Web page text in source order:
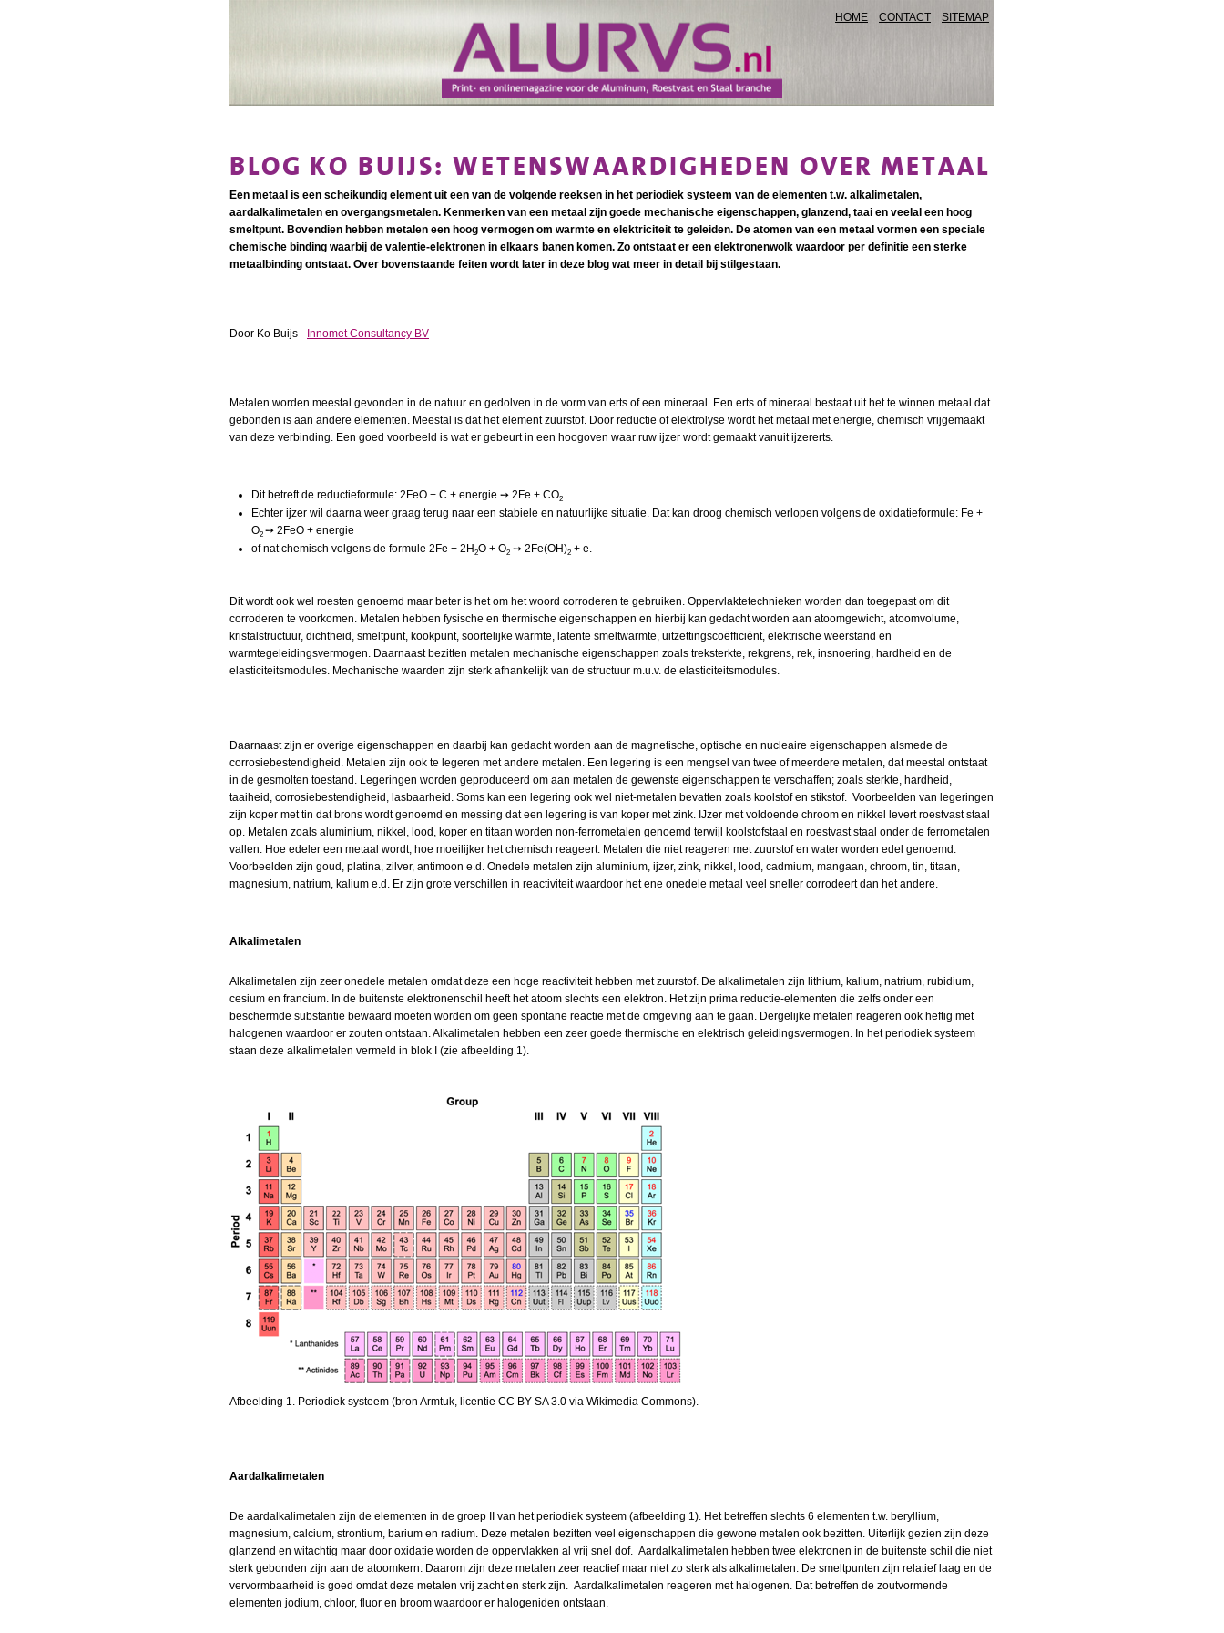
HOME CONTACT SITEMAP
BLOG KO BUIJS: WETENSWAARDIGHEDEN OVER METAAL
Een metaal is een scheikundig element uit een van de volgende reeksen in het periodiek systeem van de elementen t.w. alkalimetalen,
aardalkalimetalen en overgangsmetalen. Kenmerken van een metaal zijn goede mechanische eigenschappen, glanzend, taai en veelal een hoog
smeltpunt. Bovendien hebben metalen een hoog vermogen om warmte en elektriciteit te geleiden. De atomen van een metaal vormen een speciale
chemische binding waarbij de valentie-elektronen in elkaars banen komen. Zo ontstaat er een elektronenwolk waardoor per definitie een sterke
metaalbinding ontstaat. Over bovenstaande feiten wordt later in deze blog wat meer in detail bij stilgestaan.
Door Ko Buijs - Innomet Consultancy BV
Metalen worden meestal gevonden in de natuur en gedolven in de vorm van erts of een mineraal. Een erts of mineraal bestaat uit het te winnen metaal dat
gebonden is aan andere elementen. Meestal is dat het element zuurstof. Door reductie of elektrolyse wordt het metaal met energie, chemisch vrijgemaakt
van deze verbinding. Een goed voorbeeld is wat er gebeurt in een hoogoven waar ruw ijzer wordt gemaakt vanuit ijzererts.
Dit betreft de reductieformule: 2FeO + C + energie ➙ 2Fe + CO2
Echter ijzer wil daarna weer graag terug naar een stabiele en natuurlijke situatie. Dat kan droog chemisch verlopen volgens de oxidatieformule: Fe +
O2 ➙ 2FeO + energie
of nat chemisch volgens de formule 2Fe + 2H2O + O2 ➙ 2Fe(OH)2 + e.
Dit wordt ook wel roesten genoemd maar beter is het om het woord corroderen te gebruiken. Oppervlaktetechnieken worden dan toegepast om dit
corroderen te voorkomen. Metalen hebben fysische en thermische eigenschappen en hierbij kan gedacht worden aan atoomgewicht, atoomvolume,
kristalstructuur, dichtheid, smeltpunt, kookpunt, soortelijke warmte, latente smeltwarmte, uitzettingscoëfficiënt, elektrische weerstand en
warmtegeleidingsvermogen. Daarnaast bezitten metalen mechanische eigenschappen zoals treksterkte, rekgrens, rek, insnoering, hardheid en de
elasticiteitsmodules. Mechanische waarden zijn sterk afhankelijk van de structuur m.u.v. de elasticiteitsmodules.
Daarnaast zijn er overige eigenschappen en daarbij kan gedacht worden aan de magnetische, optische en nucleaire eigenschappen alsmede de
corrosiebestendigheid. Metalen zijn ook te legeren met andere metalen. Een legering is een mengsel van twee of meerdere metalen, dat meestal ontstaat
in de gesmolten toestand. Legeringen worden geproduceerd om aan metalen de gewenste eigenschappen te verschaffen; zoals sterkte, hardheid,
taaiheid, corrosiebestendigheid, lasbaarheid. Soms kan een legering ook wel niet-metalen bevatten zoals koolstof en stikstof. Voorbeelden van legeringen
zijn koper met tin dat brons wordt genoemd en messing dat een legering is van koper met zink. IJzer met voldoende chroom en nikkel levert roestvast staal
op. Metalen zoals aluminium, nikkel, lood, koper en titaan worden non-ferrometalen genoemd terwijl koolstofstaal en roestvast staal onder de ferrometalen
vallen. Hoe edeler een metaal wordt, hoe moeilijker het chemisch reageert. Metalen die niet reageren met zuurstof en water worden edel genoemd.
Voorbeelden zijn goud, platina, zilver, antimoon e.d. Onedele metalen zijn aluminium, ijzer, zink, nikkel, lood, cadmium, mangaan, chroom, tin, titaan,
magnesium, natrium, kalium e.d. Er zijn grote verschillen in reactiviteit waardoor het ene onedele metaal veel sneller corrodeert dan het andere.
Alkalimetalen
Alkalimetalen zijn zeer onedele metalen omdat deze een hoge reactiviteit hebben met zuurstof. De alkalimetalen zijn lithium, kalium, natrium, rubidium,
cesium en francium. In de buitenste elektronenschil heeft het atoom slechts een elektron. Het zijn prima reductie-elementen die zelfs onder een
beschermde substantie bewaard moeten worden om geen spontane reactie met de omgeving aan te gaan. Dergelijke metalen reageren ook heftig met
halogenen waardoor er zouten ontstaan. Alkalimetalen hebben een zeer goede thermische en elektrisch geleidingsvermogen. In het periodiek systeem
staan deze alkalimetalen vermeld in blok I (zie afbeelding 1).
Afbeelding 1. Periodiek systeem (bron Armtuk, licentie CC BY-SA 3.0 via Wikimedia Commons).
Aardalkalimetalen
De aardalkalimetalen zijn de elementen in de groep II van het periodiek systeem (afbeelding 1). Het betreffen slechts 6 elementen t.w. beryllium,
magnesium, calcium, strontium, barium en radium. Deze metalen bezitten veel eigenschappen die gewone metalen ook bezitten. Uiterlijk gezien zijn deze
glanzend en witachtig maar door oxidatie worden de oppervlakken al vrij snel dof. Aardalkalimetalen hebben twee elektronen in de buitenste schil die niet
sterk gebonden zijn aan de atoomkern. Daarom zijn deze metalen zeer reactief maar niet zo sterk als alkalimetalen. De smeltpunten zijn relatief laag en de
vervormbaarheid is goed omdat deze metalen vrij zacht en sterk zijn. Aardalkalimetalen reageren met halogenen. Dat betreffen de zoutvormende
elementen jodium, chloor, fluor en broom waardoor er halogeniden ontstaan.